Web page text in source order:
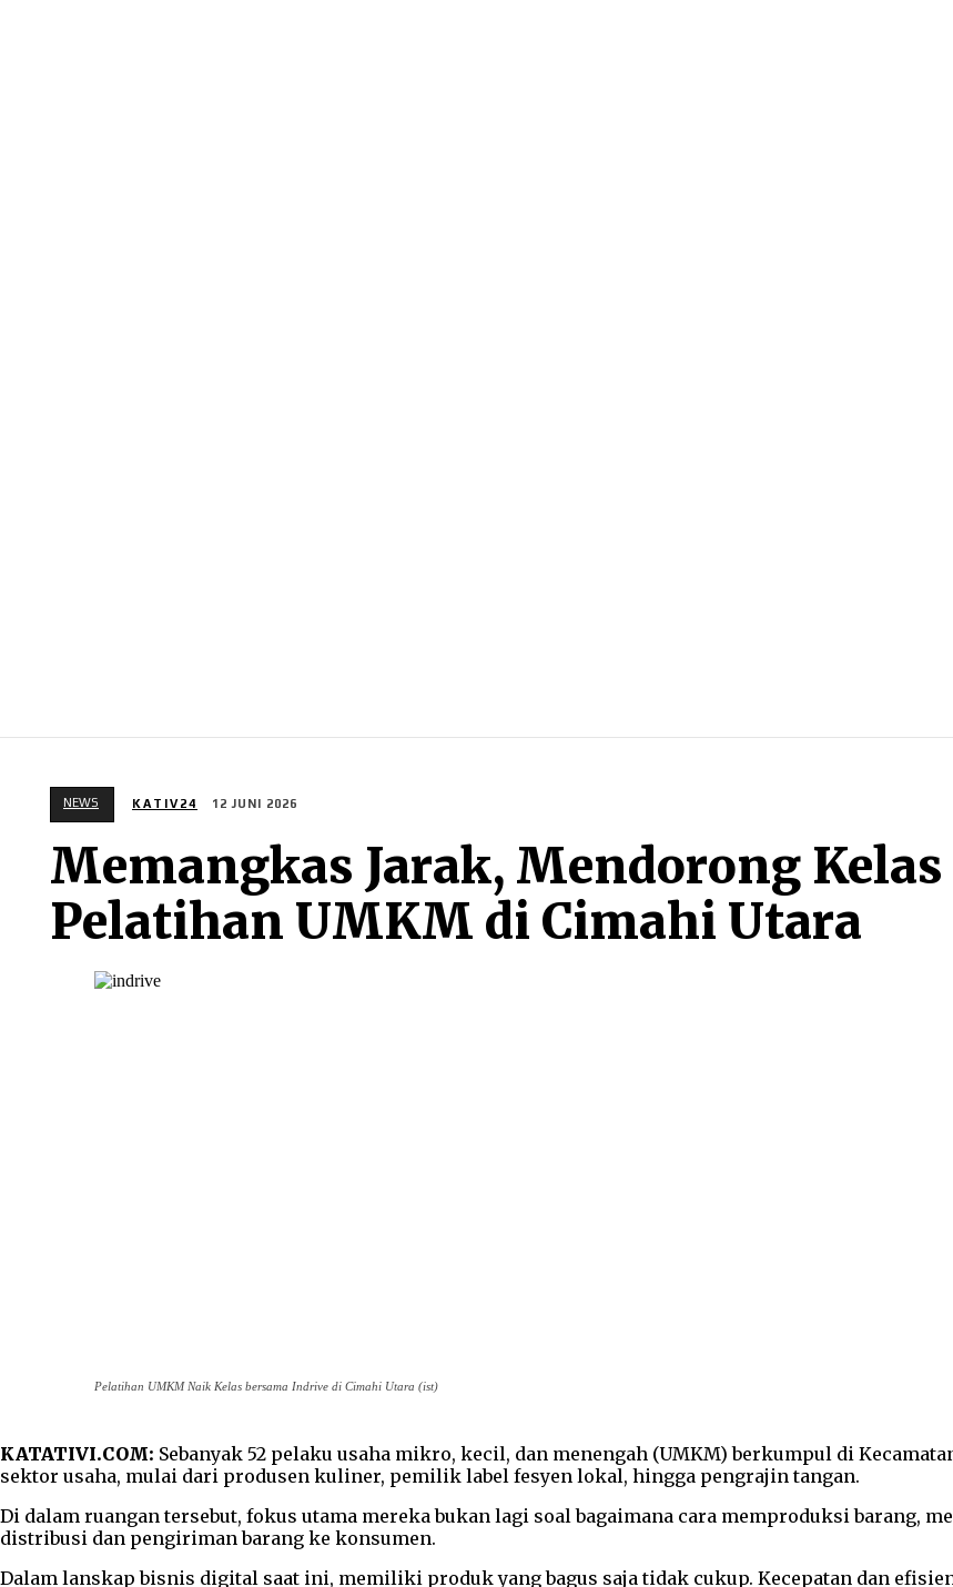
NEWS KATIV24 12 JUNI 2026
Memangkas Jarak, Mendorong
Pelatihan UMKM di Cimahi Utara
Pelatihan UMKM Naik Kelas bersama Indrive di Cimahi Utara (ist)
KATATIVI.COM: Sebanyak 52 pelaku usaha mikro, kecil, dan menengah (UMKM) berkumpul di
sektor usaha, mulai dari produsen kuliner, pemilik label fesyen lokal, hingga pengrajin tangan.
Di dalam ruangan tersebut, fokus utama mereka bukan lagi soal bagaimana cara memproduksi barang,
distribusi dan pengiriman barang ke konsumen.
Dalam lanskap bisnis digital saat ini, memiliki produk yang bagus saja tidak cukup. Kecepatan dan